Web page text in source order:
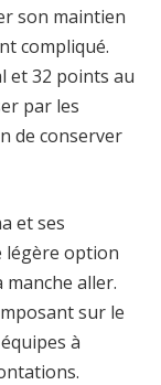
son maintien
compliqué.
et 32 points au
par les
de conserver
et ses
légère option
aller.
sur le
à